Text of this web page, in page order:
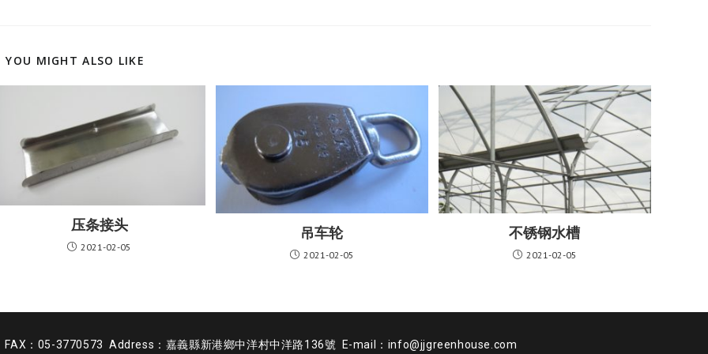
YOU MIGHT ALSO LIKE
压条接头
2021-02-05
吊车轮
2021-02-05
不锈钢水槽
2021-02-05
：05-3770573 Address：嘉義縣新港鄉中洋村中洋路136號 E-mail：info@jjgreenhouse.com